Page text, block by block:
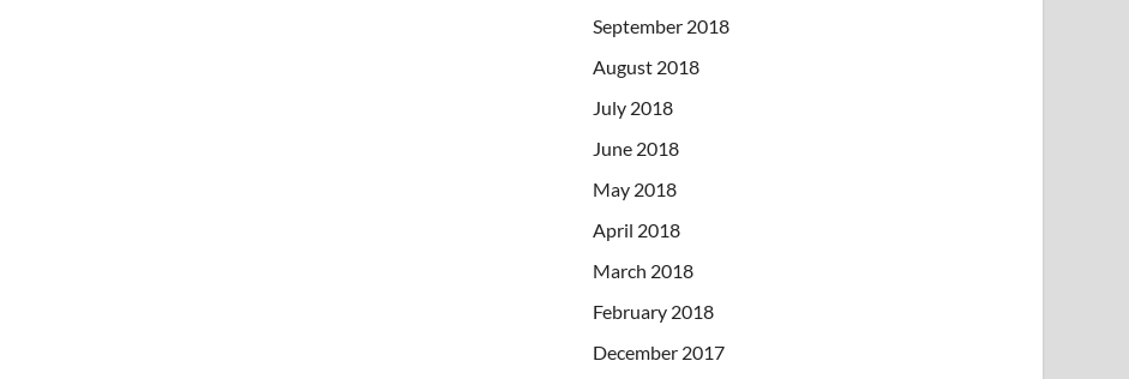
September 2018
August 2018
July 2018
June 2018
May 2018
April 2018
March 2018
February 2018
December 2017